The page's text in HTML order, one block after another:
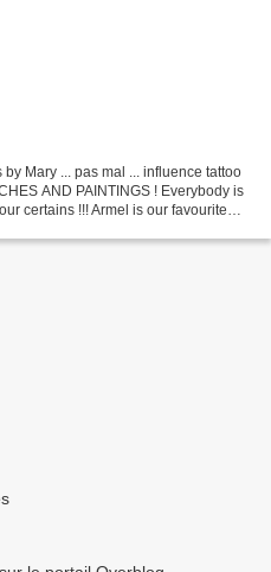
Mary ... pas mal ... influence tattoo
AND PAINTINGS ! Everybody is
certains !!! Armel is our favourite